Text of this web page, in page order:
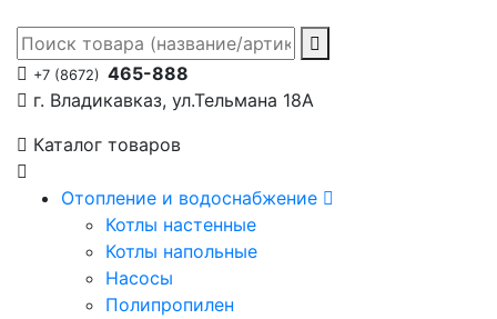
+7 (8672) 465-888
г. Владикавказ, ул.Тельмана 18А
Каталог товаров
Отопление и водоснабжение
Котлы настенные
Котлы напольные
Насосы
Полипропилен